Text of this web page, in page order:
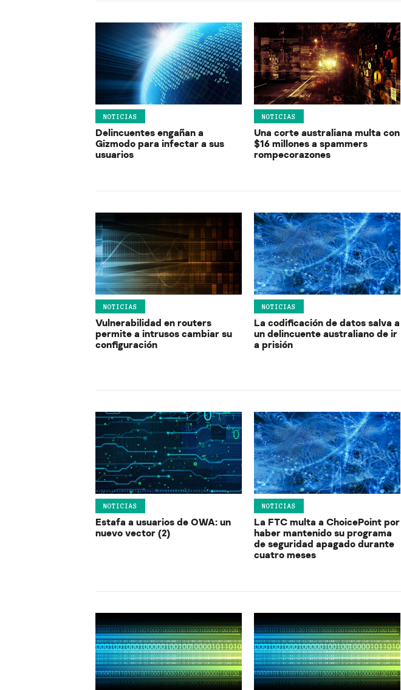
NOTICIAS
Delincuentes engañan a
Gizmodo para infectar a sus
usuarios
NOTICIAS
Una corte australiana multa con
$16 millones a spammers
rompecorazones
NOTICIAS
Vulnerabilidad en routers
permite a intrusos cambiar su
configuración
NOTICIAS
La codificación de datos salva a
un delincuente australiano de ir
a prisión
NOTICIAS
Estafa a usuarios de OWA: un
nuevo vector (2)
NOTICIAS
La FTC multa a ChoicePoint por
haber mantenido su programa
de seguridad apagado durante
cuatro meses